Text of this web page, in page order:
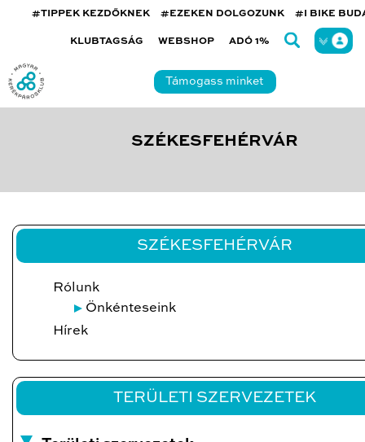
#TIPPEK KEZDŐKNEK #EZEKEN DOLGOZUNK #I BIKE
KLUBTAGSÁG WEBSHOP ADÓ 1%
Támogass minket
SZÉKESFEHÉRVÁR
SZÉKESFEHÉRVÁR
Rólunk
Önkénteseink
Hírek
TERÜLETI SZERVEZETEK